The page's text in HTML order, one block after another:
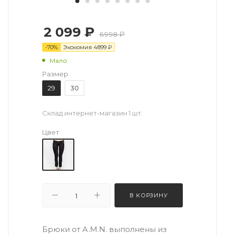
2 099 ₽ 6998 ₽
-70% Экономия 4899 ₽
Мало
Размер
29
30
Склад интернет-магазин 1 шт.
Цвет
В КОРЗИНУ
Брюки от A.M.N. выполнены из